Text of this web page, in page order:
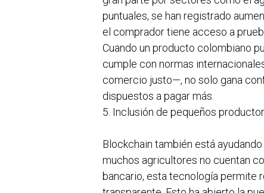
puntuales, se han registrado
el comprador tiene acceso a
Cuando un producto colombiano
cumple con normas
comercio justo—, no solo gana
dispuestos a pagar más.
5. Inclusión de pequeños
Blockchain también está
muchos agricultores no cuentan
bancario, esta tecnología permite